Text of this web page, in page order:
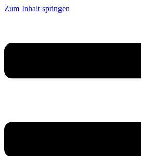
Zum Inhalt springen